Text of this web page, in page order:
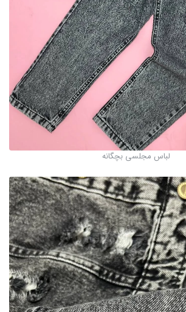
لباس مجلسی بچگانه